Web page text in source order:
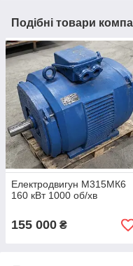
Подібні товари
Електродвигун М315МК6
160 кВт 1000 об/хв
155 000 ₴